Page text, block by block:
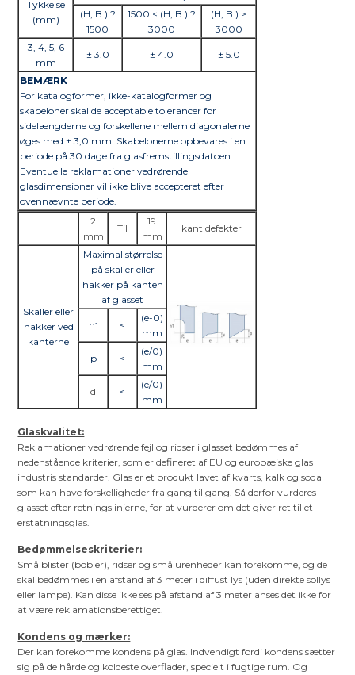
Tykkelse
(mm)
(H, B ) ?
1500
1500 < (H, B ) ?
3000
(H, B ) >
3000
3, 4, 5, 6
mm
± 3.0 ± 4.0 ± 5.0
BEMÆRK
For katalogformer, ikke-katalogformer og
skabeloner skal de acceptable tolerancer for
sidelængderne og forskellene mellem diagonalerne
øges med ± 3,0 mm. Skabelonerne opbevares i en
periode på 30 dage fra glasfremstillingsdatoen.
Eventuelle reklamationer vedrørende
glasdimensioner vil ikke blive accepteret efter
ovennævnte periode.
2
mm
Til
19
mm
kant defekter
Skaller eller
hakker ved
kanterne
Maximal størrelse
på skaller eller
hakker på kanten
af glasset
h1 <
(e-0)
mm
p <
(e/0)
mm
d <
(e/0)
mm
Glaskvalitet:
Reklamationer vedrørende fejl og ridser i glasset bedømmes af
nedenstående kriterier, som er defineret af EU og europæiske glas
industris standarder. Glas er et produkt lavet af kvarts, kalk og soda
som kan have forskelligheder fra gang til gang. Så derfor vurderes
glasset efter retningslinjerne, for at vurderer om det giver ret til et
erstatningsglas.
Bedømmelseskriterier:
Små blister (bobler), ridser og små urenheder kan forekomme, og de
skal bedømmes i en afstand af 3 meter i diffust lys (uden direkte sollys
eller lampe). Kan disse ikke ses på afstand af 3 meter anses det ikke for
at være reklamationsberettiget.
Kondens og mærker:
Der kan forekomme kondens på glas. Indvendigt fordi kondens sætter
sig på de hårde og koldeste overflader, specielt i fugtige rum. Og